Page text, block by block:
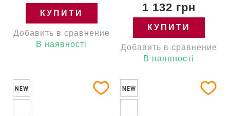
КУПИТИ
Добавить в сравнение
В наявності
1 132 грн
КУПИТИ
Добавить в сравнение
В наявності
NEW NEW